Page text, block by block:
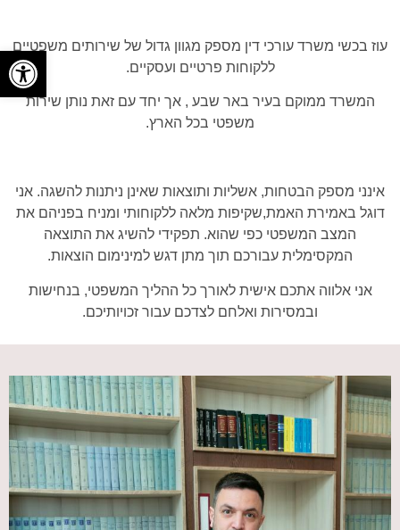
עוז בכשי משרד עורכי דין מספק מגוון גדול של שירותים משפטיים
ללקוחות פרטיים ועסקיים.
המשרד ממוקם בעיר באר שבע , אך יחד עם זאת נותן שירות
משפטי בכל הארץ.
אינני מספק הבטחות, אשליות ותוצאות שאינן ניתנות להשגה. אני
דוגל באמירת האמת,שקיפות מלאה ללקוחותי ומניח בפניהם את
המצב המשפטי כפי שהוא. תפקידי להשיג את התוצאה
המקסימלית עבורכם תוך מתן דגש למינימום הוצאות.
אני אלווה אתכם אישית לאורך כל ההליך המשפטי, בנחישות
ובמסירות ואלחם לצדכם עבור זכויותיכם.